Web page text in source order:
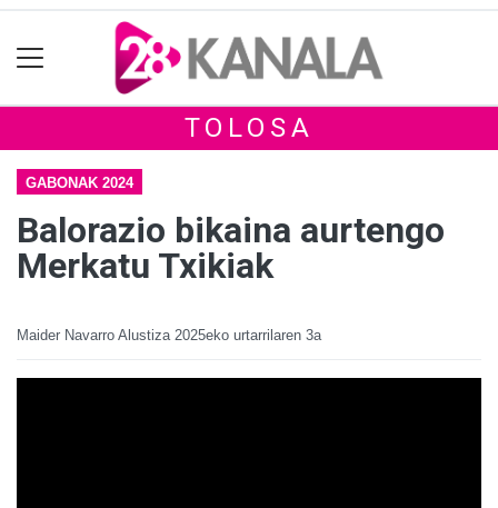
TOLOSA
GABONAK 2024
Balorazio bikaina aurtengo
Merkatu Txikiak
Maider Navarro Alustiza 2025eko urtarrilaren 3a